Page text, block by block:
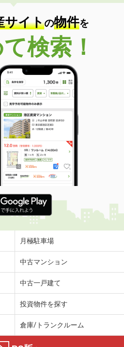
サイトの物件を
検索！
月極駐車場
中古マンション
中古一戸建て
投資物件を探す
倉庫/トランクルーム